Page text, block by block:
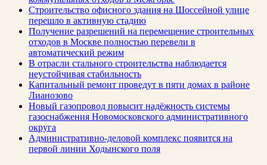
Строительство офисного здания на Шоссейной улице
перешло в активную стадию
Получение разрешений на перемещение строительных
отходов в Москве полностью перевели в
автоматический режим
В отрасли стального строительства наблюдается
неустойчивая стабильность
Капитальный ремонт проведут в пяти домах в районе
Лианозово
Новый газопровод повысит надёжность системы
газоснабжения Новомосковского административного
округа
Административно-деловой комплекс появится на
первой линии Ходынского поля